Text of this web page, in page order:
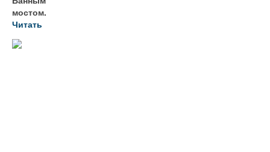
мостом.
Читать